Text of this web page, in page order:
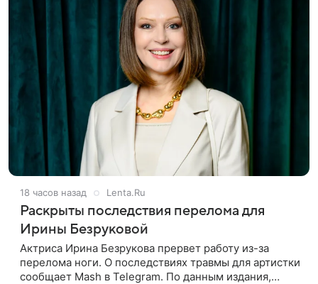
18 часов назад Lenta.Ru
Раскрыты последствия перелома для
Ирины Безруковой
Актриса Ирина Безрукова прервет работу из-за
перелома ноги. О последствиях травмы для артистки
сообщает Mash в Telegram. По данным издания,